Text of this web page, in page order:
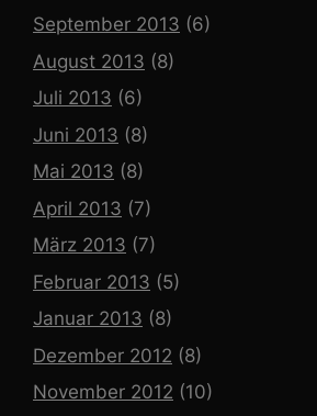
September 2013 (6)
August 2013 (8)
Juli 2013 (6)
Juni 2013 (8)
Mai 2013 (8)
April 2013 (7)
März 2013 (7)
Februar 2013 (5)
Januar 2013 (8)
Dezember 2012 (8)
November 2012 (10)